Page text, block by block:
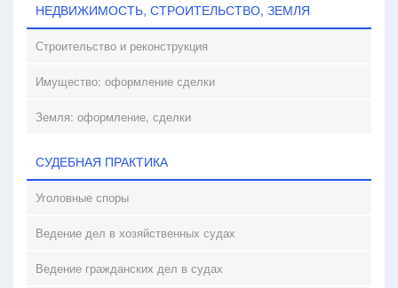
НЕДВИЖИМОСТЬ, СТРОИТЕЛЬСТВО, ЗЕМЛЯ
Строительство и реконструкция
Имущество: оформление сделки
Земля: оформление, сделки
СУДЕБНАЯ ПРАКТИКА
Уголовные споры
Ведение дел в хозяйственных судах
Ведение гражданских дел в судах